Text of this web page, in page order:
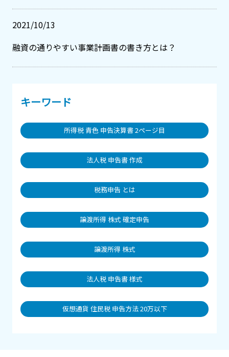
2021/10/13
融資の通りやすい事業計画書の書き方とは？
キーワード
所得税 青色 申告決算書 2ページ目
法人税 申告書 作成
税務申告 とは
譲渡所得 株式 確定申告
譲渡所得 株式
法人税 申告書 様式
仮想通貨 住民税 申告方法 20万以下